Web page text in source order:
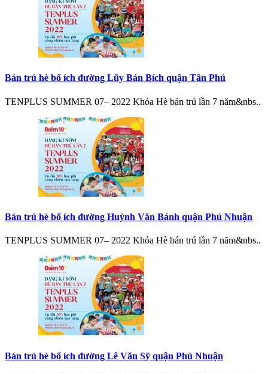
Bán trú hè bổ ích đường Lũy Bán Bích quận Tân Phú
TENPLUS SUMMER 07– 2022 Khóa Hè bán trú lần 7 năm&nbs..
Bán trú hè bổ ích đường Huỳnh Văn Bánh quận Phú Nhuận
TENPLUS SUMMER 07– 2022 Khóa Hè bán trú lần 7 năm&nbs..
Bán trú hè bổ ích đường Lê Văn Sỹ quận Phú Nhuận